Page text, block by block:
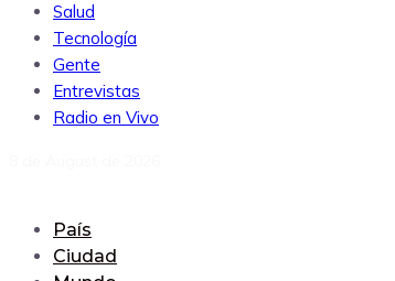
Salud
Tecnología
Gente
Entrevistas
Radio en Vivo
País
Ciudad